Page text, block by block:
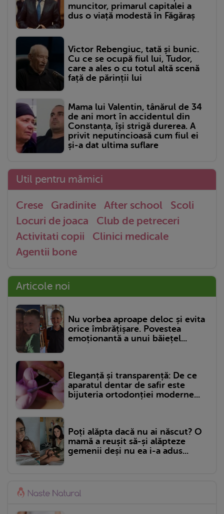
muncitor, primarul capitalei a
dus o viață modestă în Făgăraș
Victor Rebengiuc, tată și bunic.
Cu ce se ocupă fiul lui, Tudor,
care a ales o cu totul altă scenă
față de părinții lui
Mama lui Valentin, tânărul de 34
de ani mort în accidentul din
Constanța, își strigă durerea. A
privit neputincioasă cum fiul ei
și-a dat ultima suflare
Util pentru mămici
Crese Gradinite After school
Scoli
Locuri de joaca
Club de petreceri
Activitati copii
Clinici medicale
Agentii bone
Articole noi
Nu vorbea aproape deloc și evita
orice îmbrățișare. Povestea
emoționantă a unui băiețel...
Eleganță și transparență: De ce
aparatul dentar de safir este
bijuteria ortodonției moderne...
Poți alăpta dacă nu ai născut? O
mamă a reușit să-și alăpteze
gemenii deși nu ea i-a adus...